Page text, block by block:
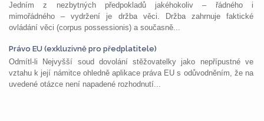
Jedním z nezbytných předpokladů jakéhokoliv – řádného i
mimořádného – vydržení je držba věci. Držba zahrnuje faktické
ovládání věci (corpus possessionis) a současně...
Právo EU (exkluzivně pro předplatitele)
Odmítl-li Nejvyšší soud dovolání stěžovatelky jako nepřípustné ve
vztahu k její námitce ohledně aplikace práva EU s odůvodněním, že na
uvedené otázce není napadené rozhodnutí...